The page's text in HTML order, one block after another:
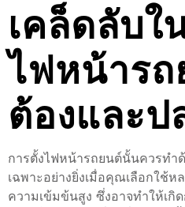
เคล็ดลับใ
ไฟหน้าร
ต้องและป
การตั้งไฟหน้ารถยนต์นั้นควรทำ
เฉพาะอย่างยิ่งเมื่อคุณเลือกใช้
ความเข้มข้นสูง ซึ่งอาจทำให้เกิ